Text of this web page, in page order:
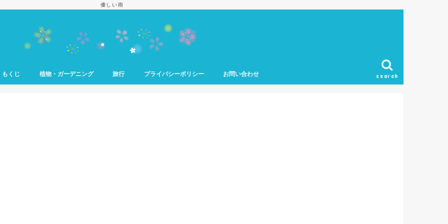
優しい雨
search
もくじ 植物・ガーデニング 旅行 プライバシーポリシー お問い合わせ